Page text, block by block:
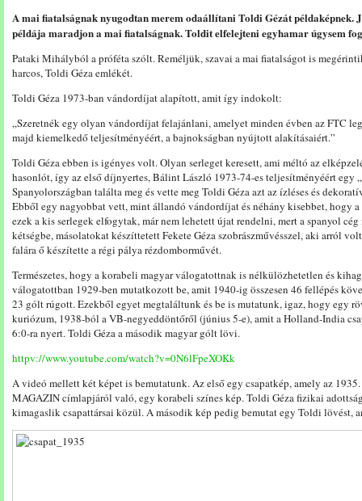
A mai fiatalságnak nyugodtan merem odaállítani Toldi Gézát példaképnek.
példája maradjon a mai fiatalságnak. Toldit elfelejteni egyhamar úgysem
Pataki Mihályból a próféta szólt. Reméljük, szavai a mai fiatalságot is
harcos, Toldi Géza emlékét.
Toldi Géza 1973-ban vándordíjat alapított, amit így indokolt:
„Szeretnék egy olyan vándordíjat felajánlani, amelyet minden évben az FTC
majd kiemelkedő teljesítményéért, a bajnokságban nyújtott alakításaiért.”
Toldi Géza ebben is igényes volt. Olyan serleget keresett, ami méltó az
hasonlót, így az első díjnyertes, Bálint László 1973-74-es teljesítményéért egy
Spanyolországban találta meg és vette meg Toldi Géza azt az ízléses és
Ebből egy nagyobbat vett, mint állandó vándordíjat és néhány kisebbet, hogy
ezek a kis serlegek elfogytak, már nem lehetett újat rendelni, mert a spanyol
kétségbe, másolatokat készíttetett Fekete Géza szobrászművésszel, aki arról
falára ő készítette a régi pálya rézdomborművét.
Természetes, hogy a korabeli magyar válogatottnak is nélkülözhetetlen és
válogatottban 1929-ben mutatkozott be, amit 1940-ig összesen 46 fellépés
23 gólt rúgott. Ezekből egyet megtaláltunk és be is mutatunk, igaz, hogy egy
kuriózum, 1938-ból a VB-negyeddöntőről (június 5-e), amit a Holland-India
6:0-ra nyert. Toldi Géza a második magyar gólt lövi.
httpv://www.youtube.com/watch?v=0N6lFpeXOKk
A videó mellett két képet is bemutatunk. Az első egy csapatkép, amely az
MAGAZIN címlapjáról való, egy korabeli színes kép. Toldi Géza fizikai
kimagaslik csapattársai közül. A második kép pedig bemutat egy Toldi lövést,